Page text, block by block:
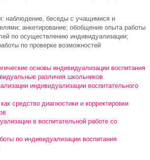
наблюдение, беседы с учащимися и
анкетирование; обобщение опыта работы
по осуществлению индивидуализации;
по проверке возможностей
основы индивидуализации воспитания
различия школьников
индивидуализации воспитательного
средство диагностики и корректировки
в воспитательной работе со
по индивидуализации воспитания